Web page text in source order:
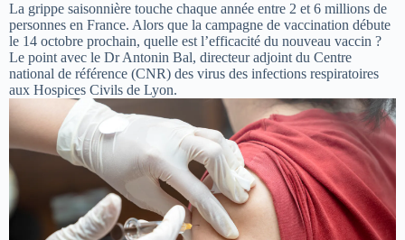
La grippe saisonnière touche chaque année entre 2 et 6 millions de
personnes en France. Alors que la campagne de vaccination débute
le 14 octobre prochain, quelle est l’efficacité du nouveau vaccin ?
Le point avec le Dr Antonin Bal, directeur adjoint du Centre
national de référence (CNR) des virus des infections respiratoires
aux Hospices Civils de Lyon.